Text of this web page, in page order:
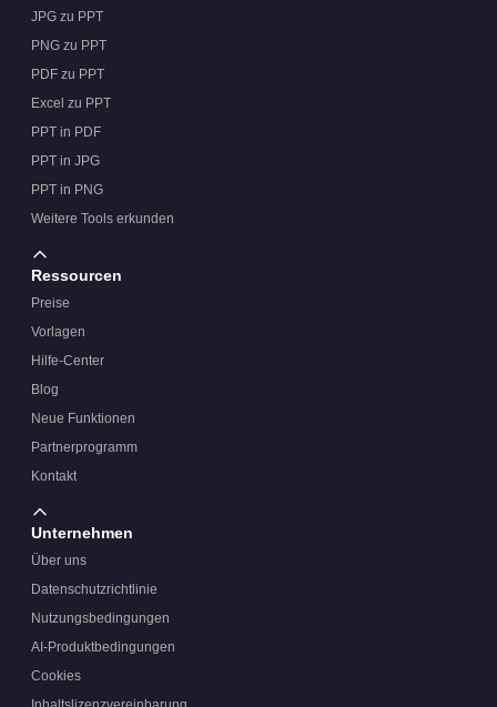
JPG zu PPT
PNG zu PPT
PDF zu PPT
Excel zu PPT
PPT in PDF
PPT in JPG
PPT in PNG
Weitere Tools erkunden
Ressourcen
Preise
Vorlagen
Hilfe-Center
Blog
Neue Funktionen
Partnerprogramm
Kontakt
Unternehmen
Über uns
Datenschutzrichtlinie
Nutzungsbedingungen
AI-Produktbedingungen
Cookies